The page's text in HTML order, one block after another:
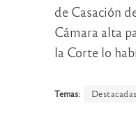
de Casación
Cámara alta
la Corte lo
Temas: Destacadas